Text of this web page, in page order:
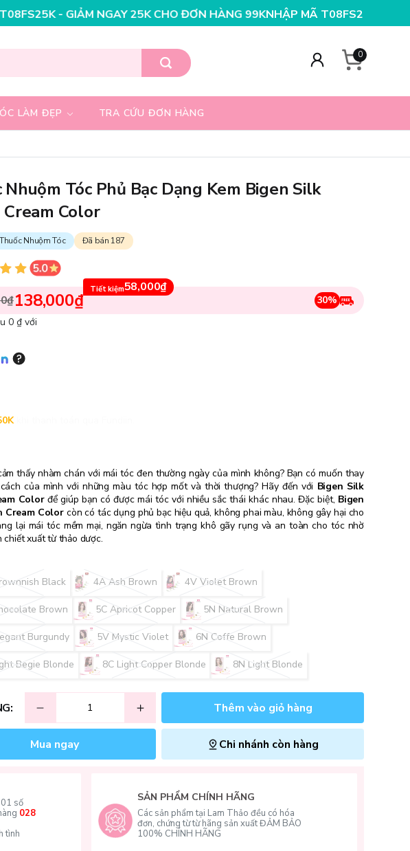
25K CHO ĐƠN HÀNG 99KNHẬP MÃ T08FS20K - GIẢM NGAY 20K
0
LÀM ĐẸP TRA CỨU ĐƠN HÀNG
Nhuộm Tóc Phủ Bạc Dạng Kem Bigen Silk
Cream Color
Thuốc Nhuộm Tóc Đã bán 187
138,000₫
Tiết kiệm58,000₫
30%
0 ₫ với
thấy nhàm chán với mái tóc đen thường ngày của mình không? Bạn có muốn thay
của mình với những màu tóc hợp mốt và thời thượng? Hãy đến với Bigen Silk
Colorđể giúp bạn có được mái tóc với nhiều sắc thái khác nhau. Đặc biệt, Bigen
Cream Colorcòn có tác dụng phủ bạc hiệu quả, không phai màu, không gây hại cho
lại mái tóc mềm mại, ngăn ngừa tình trạng khô gãy rụng và an toàn cho tóc nhờ
chiết xuất từ ​​thảo dược.
Black
4A Ash Brown 4V Violet Brown
Brown 5C Apricot Copper 5N Natural Brown
Burgundy 5V Mystic Violet 6N Coffe Brown
Begie Blonde 8C Light Copper Blonde 8N Light Blonde
Thêm vào giỏ hàng
Mua ngay Chi nhánh còn hàng
số
028
tình
SẢN PHẨM CHÍNH HÃNG
Các sản phẩm tại Lam Thảo đều có hóa
đơn, chứng từ từ hãng sản xuất ĐẢM BẢO
100% CHÍNH HÃNG